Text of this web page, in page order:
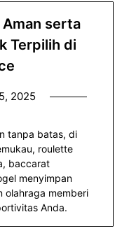
serta
Terpilih di
2025
tanpa batas, di
roulette
baccarat
menyimpan
olahraga memberi
Anda.